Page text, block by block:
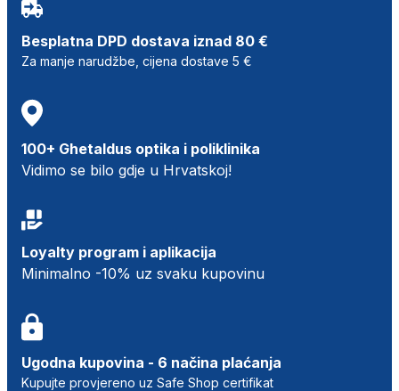
Besplatna DPD dostava iznad 80 €
Za manje narudžbe, cijena dostave 5 €
100+ Ghetaldus optika i poliklinika
Vidimo se bilo gdje u Hrvatskoj!
Loyalty program i aplikacija
Minimalno -10% uz svaku kupovinu
Ugodna kupovina - 6 načina plaćanja
Kupujte provjereno uz Safe Shop certifikat